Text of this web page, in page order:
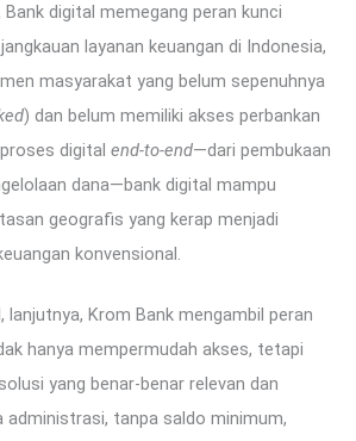
digital memegang peran kunci
layanan keuangan di Indonesia,
masyarakat yang belum sepenuhnya
) dan belum memiliki akses perbankan
digital end-to-end—dari pembukaan
dana—bank digital mampu
geografis yang kerap menjadi
konvensional.
lanjutnya, Krom Bank mengambil peran
hanya mempermudah akses, tetapi
yang benar-benar relevan dan
administrasi, tanpa saldo minimum,